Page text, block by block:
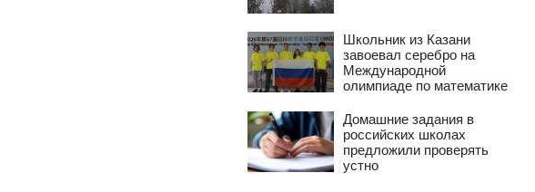
Школьник из Казани
завоевал серебро на
Международной
олимпиаде по математике
Домашние задания в
российских школах
предложили проверять
устно